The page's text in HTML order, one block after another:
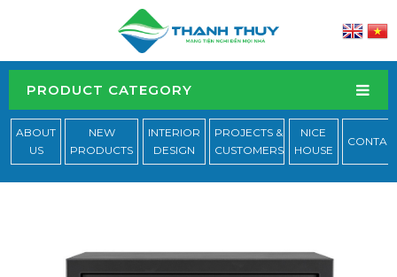
PRODUCT CATEGORY
ABOUT
US
NEW
PRODUCTS
INTERIOR
DESIGN
PROJECTS &
CUSTOMERS
NICE
HOUSE